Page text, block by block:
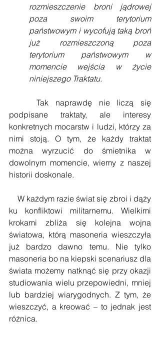
rozmieszczenie broni jądrowej
poza swoim terytorium
państwowym i wycofują taką broń
już rozmieszczoną poza
terytorium państwowym w
momencie wejścia w życie
niniejszego Traktatu.
Tak naprawdę nie liczą się
podpisane traktaty, ale interesy
konkretnych mocarstw i ludzi, którzy za
nimi stoją. O tym, że każdy traktat
można wyrzucić do śmietnika w
dowolnym momencie, wiemy z naszej
historii doskonale.
W każdym razie świat się zbroi i dąży
ku konfliktowi militarnemu. Wielkimi
krokami zbliża się kolejna wojna
światowa, którą masoneria wieszczyła
już bardzo dawno temu. Nie tylko
masoneria bo na kiepski scenariusz dla
świata możemy natknąć się przy okazji
studiowania wielu przepowiedni, mniej
lub bardziej wiarygodnych. Z tym, że
wieszczyć, a kreować – to jednak jest
różnica.